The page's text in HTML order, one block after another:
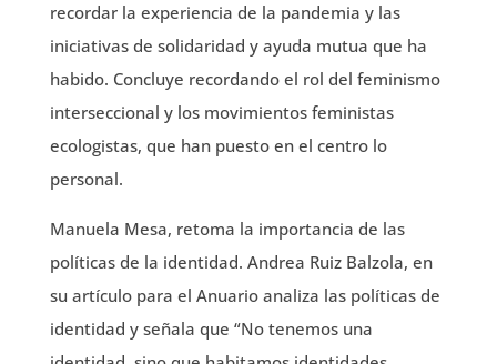
recordar la experiencia de la pandemia y las
iniciativas de solidaridad y ayuda mutua que ha
habido. Concluye recordando el rol del feminismo
interseccional y los movimientos feministas
ecologistas, que han puesto en el centro lo
personal.
Manuela Mesa, retoma la importancia de las
políticas de la identidad. Andrea Ruiz Balzola, en
su artículo para el Anuario analiza las políticas de
identidad y señala que “No tenemos una